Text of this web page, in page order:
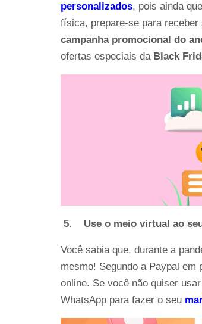
personalizados, pois ainda
física, prepare-se para
campanha promocional do
ofertas especiais da Black
5. Use o meio virtual ao
Você sabia que, durante a
mesmo! Segundo a Paypal
online. Se você não quiser
WhatsApp para fazer o seu